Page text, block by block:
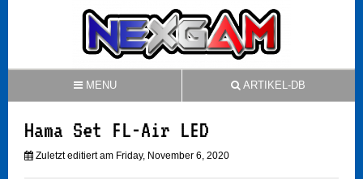
MENU ARTIKEL-DB
Hama Set FL-Air LED
Zuletzt editiert am Friday, November 6, 2020